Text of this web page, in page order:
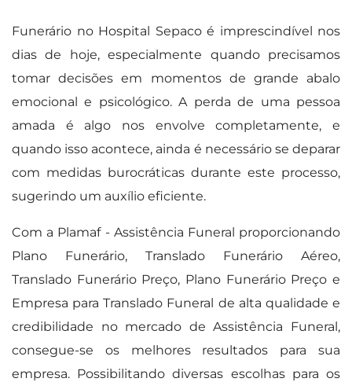
Funerário no Hospital Sepaco é imprescindível nos
dias de hoje, especialmente quando precisamos
tomar decisões em momentos de grande abalo
emocional e psicológico. A perda de uma pessoa
amada é algo nos envolve completamente, e
quando isso acontece, ainda é necessário se deparar
com medidas burocráticas durante este processo,
sugerindo um auxílio eficiente.
Com a Plamaf - Assistência Funeral proporcionando
Plano Funerário, Translado Funerário Aéreo,
Translado Funerário Preço, Plano Funerário Preço e
Empresa para Translado Funeral de alta qualidade e
credibilidade no mercado de Assistência Funeral,
consegue-se os melhores resultados para sua
empresa. Possibilitando diversas escolhas para os